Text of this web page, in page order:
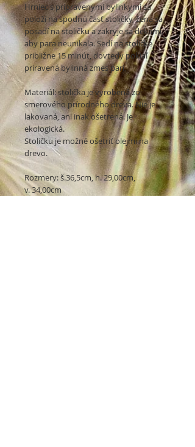
Hrniec s pripravenými bylinkymi sa
položí na spodnú časť stoličky, žena sa
posadí na stoličku a zakryje sa dekami,
aby para neunikala. Sedí na stoličke
približne 15 minút, dovtedy pokiaľ
priravená bylinná zmes parí.
Materiál: stolička je vyrobená zo
smerového prírodného dreva. Nie je
lakovaná, ani inak ošetrená. Je
ekologická.
Stoličku je možné ošetriť olejmi na
drevo.
Rozmery: š.36,5cm, h. 29,00cm,
v. 34,00cm